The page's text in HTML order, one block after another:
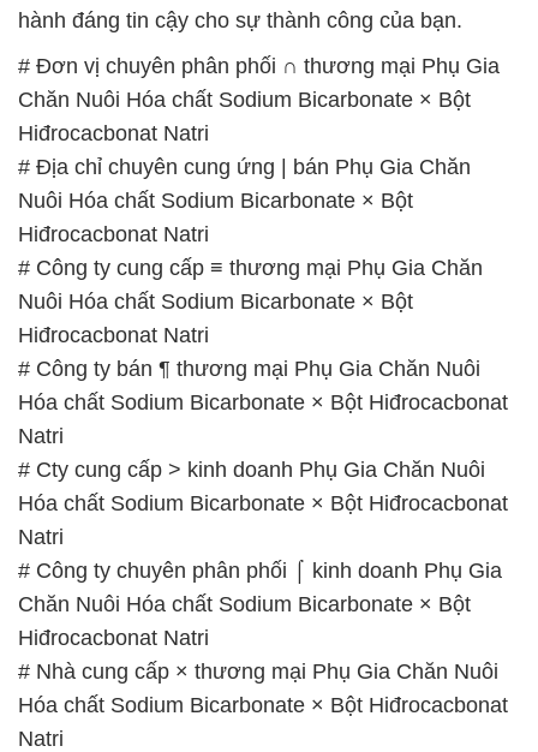
hành đáng tin cậy cho sự thành công của bạn.
# Đơn vị chuyên phân phối ∩ thương mại Phụ Gia
Chăn Nuôi Hóa chất Sodium Bicarbonate × Bột
Hiđrocacbonat Natri
# Địa chỉ chuyên cung ứng | bán Phụ Gia Chăn
Nuôi Hóa chất Sodium Bicarbonate × Bột
Hiđrocacbonat Natri
# Công ty cung cấp ≡ thương mại Phụ Gia Chăn
Nuôi Hóa chất Sodium Bicarbonate × Bột
Hiđrocacbonat Natri
# Công ty bán ¶ thương mại Phụ Gia Chăn Nuôi
Hóa chất Sodium Bicarbonate × Bột Hiđrocacbonat
Natri
# Cty cung cấp > kinh doanh Phụ Gia Chăn Nuôi
Hóa chất Sodium Bicarbonate × Bột Hiđrocacbonat
Natri
# Công ty chuyên phân phối ⌠ kinh doanh Phụ Gia
Chăn Nuôi Hóa chất Sodium Bicarbonate × Bột
Hiđrocacbonat Natri
# Nhà cung cấp × thương mại Phụ Gia Chăn Nuôi
Hóa chất Sodium Bicarbonate × Bột Hiđrocacbonat
Natri